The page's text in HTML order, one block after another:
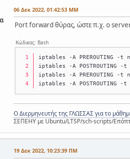
06 Δεκ 2022, 01:42:53 ΜΜ
Port forward θύρας, ώστε π.χ. ο server
Κώδικας: Bash
iptables -A PREROUTING
iptables -A POSTROUTING
iptables -A PREROUTING
iptables -A POSTROUTING
Ο Διερμηνευτής της ΓΛΩΣΣΑΣ για το
ΣΕΠΕΗΥ με Ubuntu/LTSP/sch-scripts/
19 Δεκ 2022, 10:23:39 ΠΜ